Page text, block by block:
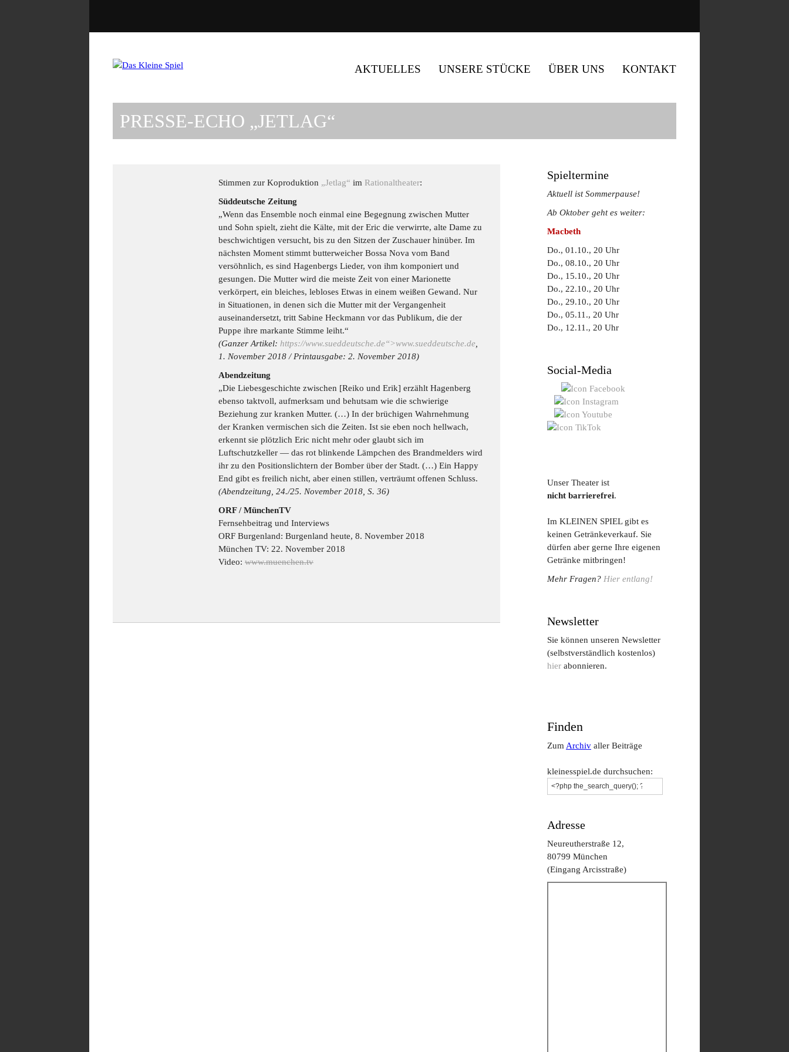
AKTUELLES UNSERE STÜCKE ÜBER UNS KONTAKT
PRESSE-ECHO „JETLAG“
Stimmen zur Koproduktion „Jetlag“ im Rationaltheater:
Süddeutsche Zeitung
„Wenn das Ensemble noch einmal eine Begegnung zwischen Mutter
und Sohn spielt, zieht die Kälte, mit der Eric die verwirrte, alte Dame zu
beschwichtigen versucht, bis zu den Sitzen der Zuschauer hinüber. Im
nächsten Moment stimmt butterweicher Bossa Nova vom Band
versöhnlich, es sind Hagenbergs Lieder, von ihm komponiert und
gesungen. Die Mutter wird die meiste Zeit von einer Marionette
verkörpert, ein bleiches, lebloses Etwas in einem weißen Gewand. Nur
in Situationen, in denen sich die Mutter mit der Vergangenheit
auseinandersetzt, tritt Sabine Heckmann vor das Publikum, die der
Puppe ihre markante Stimme leiht.“
(Ganzer Artikel: https://www.sueddeutsche.de“>www.sueddeutsche.de
1. November 2018 / Printausgabe: 2. November 2018)
Abendzeitung
„Die Liebesgeschichte zwischen [Reiko und Erik] erzählt Hagenberg
ebenso taktvoll, aufmerksam und behutsam wie die schwierige
Beziehung zur kranken Mutter. (…) In der brüchigen Wahrnehmung
der Kranken vermischen sich die Zeiten. Ist sie eben noch hellwach,
erkennt sie plötzlich Eric nicht mehr oder glaubt sich im
Luftschutzkeller — das rot blinkende Lämpchen des Brandmelders wird
ihr zu den Positionslichtern der Bomber über der Stadt. (…) Ein Happy
End gibt es freilich nicht, aber einen stillen, verträumt offenen Schluss.
(Abendzeitung, 24./25. November 2018, S. 36)
ORF / MünchenTV
Fernsehbeitrag und Interviews
ORF Burgenland: Burgenland heute, 8. November 2018
München TV: 22. November 2018
Video: www.muenchen.tv
Spieltermine
Aktuell ist Sommerpause!
Ab Oktober geht es weiter:
Macbeth
Do., 01.10., 20 Uhr
Do., 08.10., 20 Uhr
Do., 15.10., 20 Uhr
Do., 22.10., 20 Uhr
Do., 29.10., 20 Uhr
Do., 05.11., 20 Uhr
Do., 12.11., 20 Uhr
Social-Media
Unser Theater ist
nicht barrierefrei.
Im KLEINEN SPIEL gibt es
keinen Getränkeverkauf. Sie
dürfen aber gerne Ihre eigenen
Getränke mitbringen!
Mehr Fragen? Hier entlang!
Newsletter
Sie können unseren Newsletter
(selbstverständlich kostenlos)
hier abonnieren.
Finden
Zum Archiv aller Beiträge
kleinesspiel.de durchsuchen:
Adresse
Neureutherstraße 12,
80799 München
(Eingang Arcisstraße)